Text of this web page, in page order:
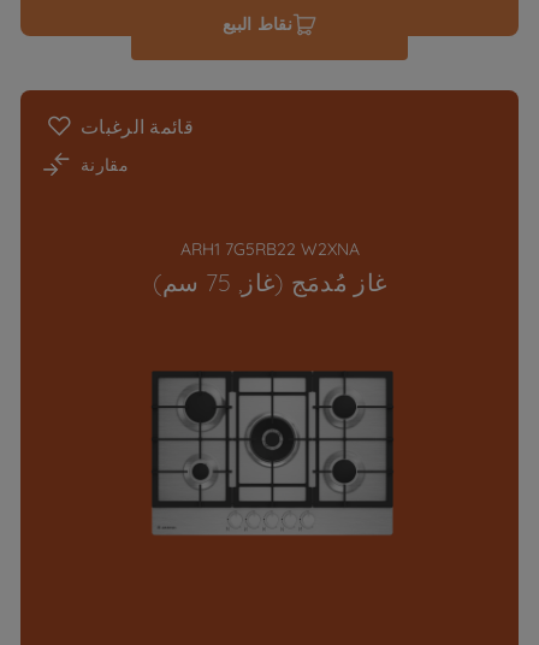
نقاط البيع
قائمة الرغبات
مقارنة
ARH1 7G5RB22 W2XNA
غاز مُدمَج (غاز, 75 سم)